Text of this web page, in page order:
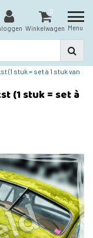
0
Winkelwagen Menu
stuk = set à 1 stuk van
(1 stuk = set à